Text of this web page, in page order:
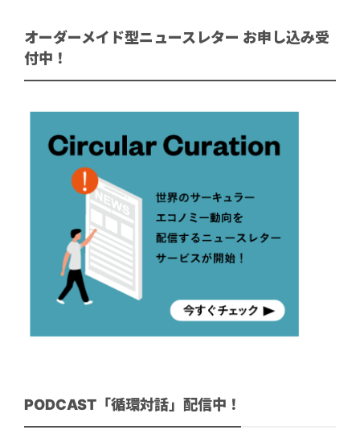
オーダーメイド型ニュースレター お申し込み受
付中！
PODCAST「循環対話」配信中！